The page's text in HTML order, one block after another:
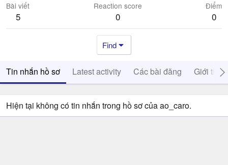
Bài viết
5
Reaction score
0
Điểm
0
Find
Tin nhắn hồ sơ Latest activity Các bài đăng Giới thiệu
Hiện tại không có tin nhắn trong hồ sơ của ao_caro.